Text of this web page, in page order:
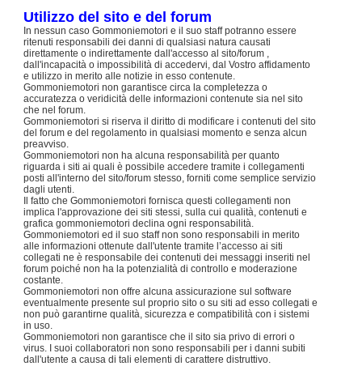
Utilizzo del sito e del forum
In nessun caso Gommoniemotori e il suo staff potranno essere
ritenuti responsabili dei danni di qualsiasi natura causati
direttamente o indirettamente dall'accesso al sito/forum ,
dall'incapacità o impossibilità di accedervi, dal Vostro affidamento
e utilizzo in merito alle notizie in esso contenute.
Gommoniemotori non garantisce circa la completezza o
accuratezza o veridicità delle informazioni contenute sia nel sito
che nel forum.
Gommoniemotori si riserva il diritto di modificare i contenuti del sito
del forum e del regolamento in qualsiasi momento e senza alcun
preavviso.
Gommoniemotori non ha alcuna responsabilità per quanto
riguarda i siti ai quali è possibile accedere tramite i collegamenti
posti all'interno del sito/forum stesso, forniti come semplice servizio
dagli utenti.
Il fatto che Gommoniemotori fornisca questi collegamenti non
implica l'approvazione dei siti stessi, sulla cui qualità, contenuti e
grafica gommoniemotori declina ogni responsabilità.
Gommoniemotori ed il suo staff non sono responsabili in merito
alle informazioni ottenute dall'utente tramite l’accesso ai siti
collegati ne è responsabile dei contenuti dei messaggi inseriti nel
forum poiché non ha la potenzialità di controllo e moderazione
costante.
Gommoniemotori non offre alcuna assicurazione sul software
eventualmente presente sul proprio sito o su siti ad esso collegati e
non può garantirne qualità, sicurezza e compatibilità con i sistemi
in uso.
Gommoniemotori non garantisce che il sito sia privo di errori o
virus. I suoi collaboratori non sono responsabili per i danni subiti
dall'utente a causa di tali elementi di carattere distruttivo.